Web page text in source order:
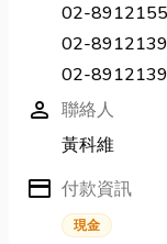
02-
02-
02-
person 聯絡人
黃科維
credit_card 付款資訊
現金